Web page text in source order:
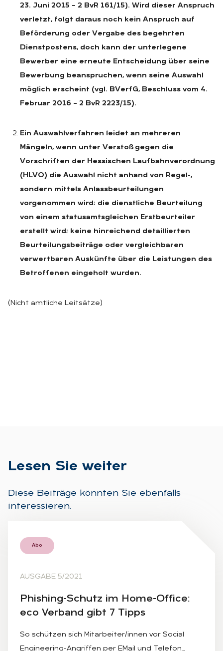
23. Juni 2015 – 2 BvR 161/15). Wird dieser Anspruch
verletzt, folgt daraus noch kein Anspruch auf
Beförderung oder Vergabe des begehrten
Dienstpostens, doch kann der unterlegene
Bewerber eine erneute Entscheidung über seine
Bewerbung beanspruchen, wenn seine Auswahl
möglich erscheint (vgl. BVerfG, Beschluss vom 4.
Februar 2016 – 2 BvR 2223/15).
Ein Auswahlverfahren leidet an mehreren
Mängeln, wenn unter Verstoß gegen die
Vorschriften der Hessischen Laufbahnverordnung
(HLVO) die Auswahl nicht anhand von Regel-,
sondern mittels Anlassbeurteilungen
vorgenommen wird; die dienstliche Beurteilung
von einem statusamtsgleichen Erstbeurteiler
erstellt wird; keine hinreichend detaillierten
Beurteilungsbeiträge oder vergleichbaren
verwertbaren Auskünfte über die Leistungen des
Betroffenen eingeholt wurden.
(Nicht amtliche Leitsätze)
Le­sen Sie wei­ter
Diese Beiträge könnten Sie ebenfalls
interessieren.
Abo
AUSGABE 5/2021
Phis­hing-Schutz im Home-Of­fice:
eco Ver­band gibt 7 Tipps
So schützen sich Mitarbeiter/innen vor Social
Engineering-Angriffen per EMail und Telefon…